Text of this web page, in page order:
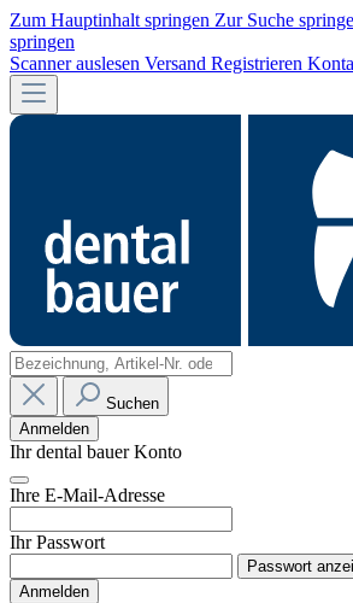
Zum Hauptinhalt springen Zur Suche
springen
Scanner auslesen Versand Registrieren
Suchen
Anmelden
Ihr dental bauer Konto
Ihre E-Mail-Adresse
Ihr Passwort
Passwort
Anmelden